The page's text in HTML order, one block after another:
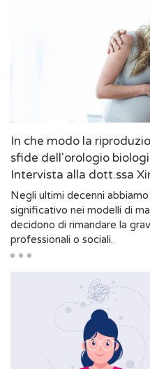
In che modo la
sfide dell'orologio
Intervista alla dott.ssa
Negli ultimi decenni
significativo nei modelli di
decidono di rimandare la
professionali o sociali.